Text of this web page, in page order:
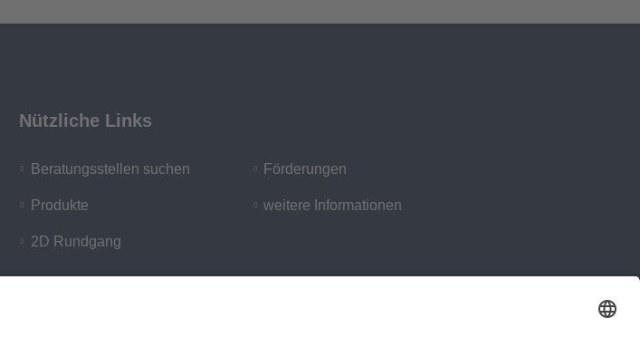
Nützliche Links
Beratungsstellen suchen
Produkte
2D Rundgang
Förderungen
weitere Informationen